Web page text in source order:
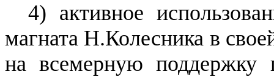
4) активное
магната Н.Колесника в
на всемерную поддержку